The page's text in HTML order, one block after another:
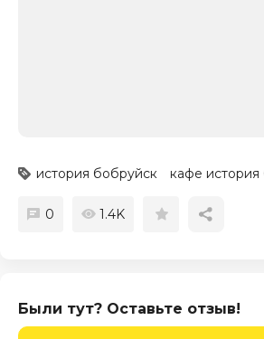
история бобруйск кафе
0 1.4K
Были тут? Оставьте отзыв!